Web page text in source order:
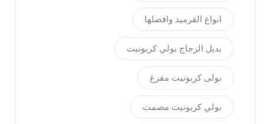
انواع القرميد وافضلها
بديل الزجاج بولي كربونيت
بولى كربونيت مفرغ
بولي كربونيت مصمت